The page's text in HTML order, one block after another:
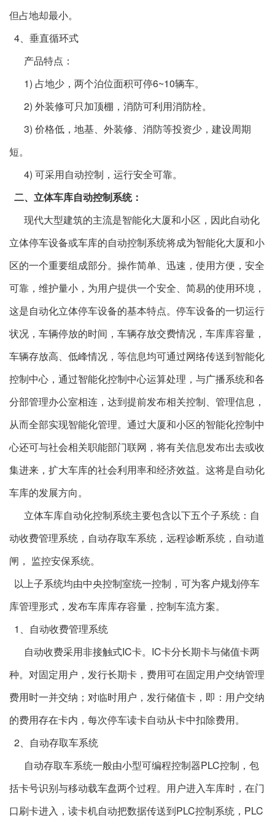
但占地却最小。
4、垂直循环式
产品特点：
1) 占地少，两个泊位面积可停6~10辆车。
2) 外装修可只加顶棚，消防可利用消防栓。
3) 价格低，地基、外装修、消防等投资少，建设周期
短。
4) 可采用自动控制，运行安全可靠。
二、立体车库自动控制系统：
现代大型建筑的主流是智能化大厦和小区，因此自动化
立体停车设备或车库的自动控制系统将成为智能化大厦和小
区的一个重要组成部分。操作简单、迅速，使用方便，安全
可靠，维护量小，为用户提供一个安全、简易的使用环境，
这是自动化立体停车设备的基本特点。停车设备的一切运行
状况，车辆停放的时间，车辆存放交费情况，车库库容量，
车辆存放高、低峰情况，等信息均可通过网络传送到智能化
控制中心，通过智能化控制中心运算处理，与广播系统和各
分部管理办公室相连，达到提前发布相关控制、管理信息，
从而全部实现智能化管理。通过大厦和小区的智能化控制中
心还可与社会相关职能部门联网，将有关信息发布出去或收
集进来，扩大车库的社会利用率和经济效益。这将是自动化
车库的发展方向。
立体车库自动化控制系统主要包含以下五个子系统：自
动收费管理系统，自动存取车系统，远程诊断系统，自动道
闸， 监控安保系统。
以上子系统均由中央控制室统一控制，可为客户规划停车
库管理形式，发布车库库存容量，控制车流方案。
1、自动收费管理系统
自动收费采用非接触式IC卡。IC卡分长期卡与储值卡两
种。对固定用户，发行长期卡，费用可在固定用户交纳管理
费用时一并交纳；对临时用户，发行储值卡，即：用户交纳
的费用存在卡内，每次停车读卡自动从卡中扣除费用。
2、自动存取车系统
自动存取车系统一般由小型可编程控制器PLC控制，包
括卡号识别与移动载车盘两个过程。用户进入车库时，在门
口刷卡进入，读卡机自动把数据传送到PLC控制系统，PLC